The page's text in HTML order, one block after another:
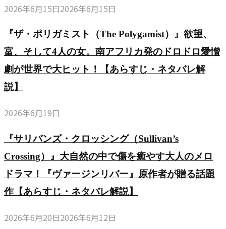
の
人
間
模
様
2026年6月15日2026年6月15日
『ザ・ポリガミスト（The Polygamist）』欲望、
富、そして4人の女。南アフリカ発のドロドロ愛憎
劇が世界で大ヒット！【あらすじ・ネタバレ解
説】
2026年6月19日
『サリバンズ・クロッシング（Sullivan’s
Crossing）』大自然の中で傷を癒やす大人のメロ
ドラマ！『ヴァージンリバー』原作者が贈る話題
作【あらすじ・ネタバレ解説】
2026年6月20日2026年6月12日